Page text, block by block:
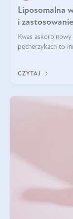
Liposomalna
i zastosowanie
Kwas
pęcherzykach to
CZYTAJ